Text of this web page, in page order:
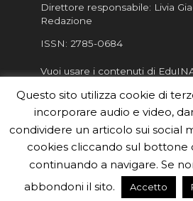
Direttore responsabile: Livia
Redazione
ISSN: 2785-0684
Vuoi usare i contenuti di
Informativa sulla Privacy
Informatva sui Cookie
Per la rubrica de l'Astronomo
inviarci le tue foto o i tuoi
redazione.edu [chiocciola]
il form
Questo sito utilizza cookie di
incorporare audio e video,
condividere un articolo sui social
cookies cliccando sul bottone
continuando a navigare. Se
abbondoni il sito.
Accetto